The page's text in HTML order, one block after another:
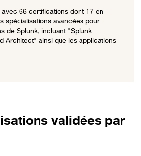
66 certifications dont 17 en
spécialisations avancées pour
de Splunk, incluant "Splunk
Architect" ainsi que les applications
validées par